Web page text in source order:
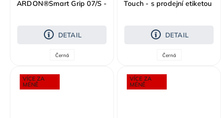
ARDON®Smart Grip 07/S -
DETAIL
Černá
Touch - s prodejní etiketou
DETAIL
Černá
VÍCE ZA
MÉNĚ
VÍCE ZA
MÉNĚ